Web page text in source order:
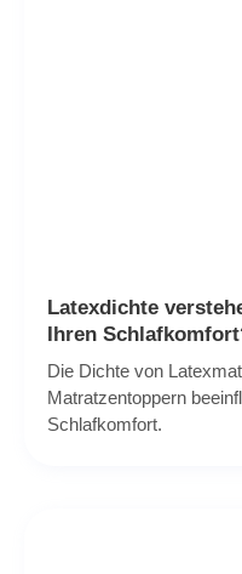
Latexdichte
Ihren
Die Dichte von
Matratzentoppern
Schlafkomfort.